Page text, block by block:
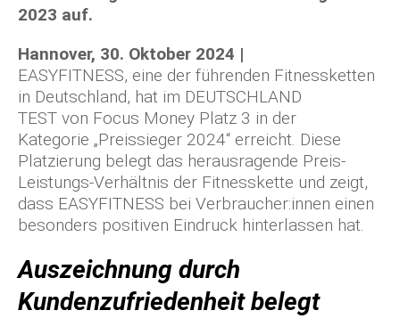
2023 auf.
Hannover, 30. Oktober 2024 |
EASYFITNESS, eine der führenden Fitnessketten
in Deutschland, hat im DEUTSCHLAND
TEST von Focus Money Platz 3 in der
Kategorie „Preissieger 2024“ erreicht. Diese
Platzierung belegt das herausragende Preis-
Leistungs-Verhältnis der Fitnesskette und zeigt,
dass EASYFITNESS bei Verbraucher:innen einen
besonders positiven Eindruck hinterlassen hat.
Auszeichnung durch
Kundenzufriedenheit belegt